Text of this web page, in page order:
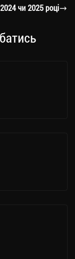
чи 2025 році